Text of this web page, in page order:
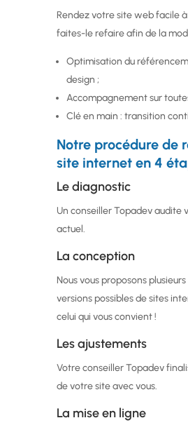
Rendez votre site web facile
faites-le refaire afin de la
Optimisation du
design ;
Accompagnement sur
Clé en main : transition
Notre procédure de
site internet en 4
Le diagnostic
Un conseiller Topadev audite
actuel.
La conception
Nous vous proposons plusieurs
versions possibles de sites
celui qui vous convient !
Les ajustements
Votre conseiller Topadev
de votre site avec vous.
La mise en ligne